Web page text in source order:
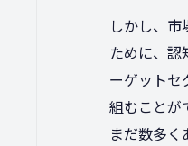
しかし、
ために、認
ーゲットセ
組むことが
まだ数多く